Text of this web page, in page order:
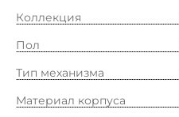
Коллекция
Пол
Тип механизма
Материал корпуса